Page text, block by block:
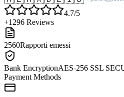
4.7/5
+1296 Reviews
2560Rapporti emessi
Bank EncryptionAES-256 SSL
Payment Methods